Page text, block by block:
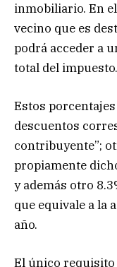
inmobiliario. En
vecino que es
podrá acceder a
total del impuesto.
Estos
descuentos
contribuyente”;
propiamente
y además otro
que equivale a la
año.
El único requisito